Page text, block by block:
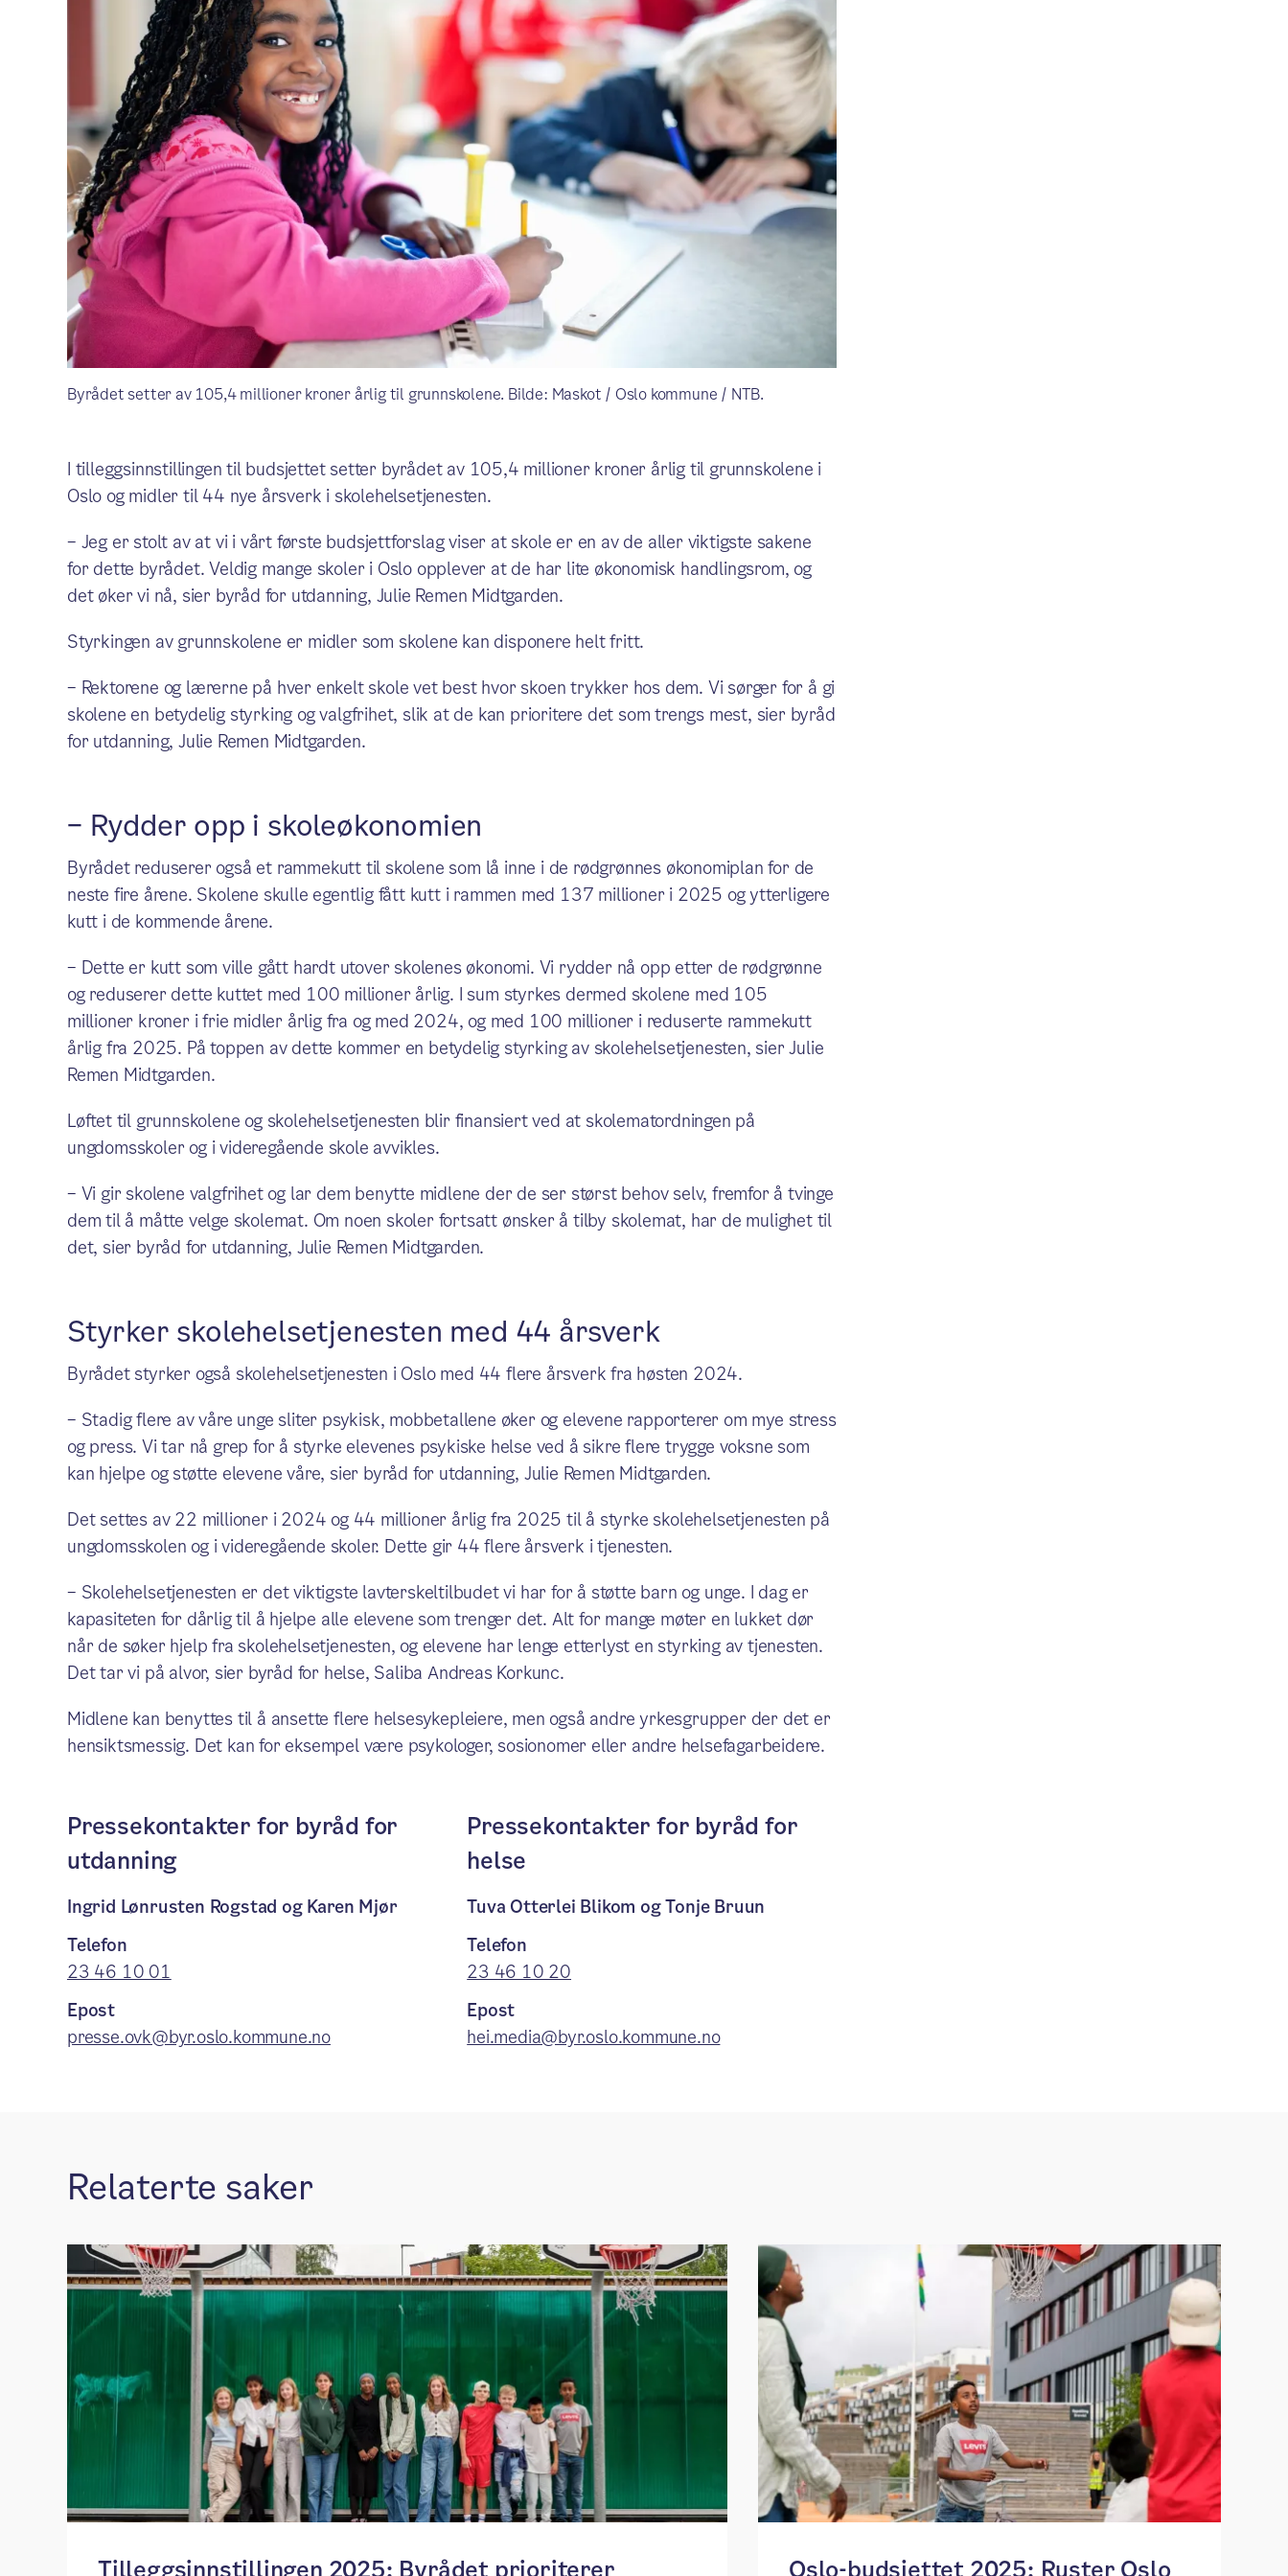
Byrådet setter av 105,4 millioner kroner årlig til grunnskolene. Bilde: Maskot / Oslo kommune / NTB.
I tilleggsinnstillingen til budsjettet setter byrådet av 105,4 millioner kroner årlig til grunnskolene i
Oslo og midler til 44 nye årsverk i skolehelsetjenesten.
– Jeg er stolt av at vi i vårt første budsjettforslag viser at skole er en av de aller viktigste sakene
for dette byrådet. Veldig mange skoler i Oslo opplever at de har lite økonomisk handlingsrom, og
det øker vi nå, sier byråd for utdanning, Julie Remen Midtgarden.
Styrkingen av grunnskolene er midler som skolene kan disponere helt fritt.
– Rektorene og lærerne på hver enkelt skole vet best hvor skoen trykker hos dem. Vi sørger for å gi
skolene en betydelig styrking og valgfrihet, slik at de kan prioritere det som trengs mest, sier byråd
for utdanning, Julie Remen Midtgarden.
– Rydder opp i skoleøkonomien
Byrådet reduserer også et rammekutt til skolene som lå inne i de rødgrønnes økonomiplan for de
neste fire årene. Skolene skulle egentlig fått kutt i rammen med 137 millioner i 2025 og ytterligere
kutt i de kommende årene.
– Dette er kutt som ville gått hardt utover skolenes økonomi. Vi rydder nå opp etter de rødgrønne
og reduserer dette kuttet med 100 millioner årlig. I sum styrkes dermed skolene med 105
millioner kroner i frie midler årlig fra og med 2024, og med 100 millioner i reduserte rammekutt
årlig fra 2025. På toppen av dette kommer en betydelig styrking av skolehelsetjenesten, sier Julie
Remen Midtgarden.
Løftet til grunnskolene og skolehelsetjenesten blir finansiert ved at skolematordningen på
ungdomsskoler og i videregående skole avvikles.
– Vi gir skolene valgfrihet og lar dem benytte midlene der de ser størst behov selv, fremfor å tvinge
dem til å måtte velge skolemat. Om noen skoler fortsatt ønsker å tilby skolemat, har de mulighet til
det, sier byråd for utdanning, Julie Remen Midtgarden.
Styrker skolehelsetjenesten med 44 årsverk
Byrådet styrker også skolehelsetjenesten i Oslo med 44 flere årsverk fra høsten 2024.
– Stadig flere av våre unge sliter psykisk, mobbetallene øker og elevene rapporterer om mye stress
og press. Vi tar nå grep for å styrke elevenes psykiske helse ved å sikre flere trygge voksne som
kan hjelpe og støtte elevene våre, sier byråd for utdanning, Julie Remen Midtgarden.
Det settes av 22 millioner i 2024 og 44 millioner årlig fra 2025 til å styrke skolehelsetjenesten på
ungdomsskolen og i videregående skoler. Dette gir 44 flere årsverk i tjenesten.
– Skolehelsetjenesten er det viktigste lavterskeltilbudet vi har for å støtte barn og unge. I dag er
kapasiteten for dårlig til å hjelpe alle elevene som trenger det. Alt for mange møter en lukket dør
når de søker hjelp fra skolehelsetjenesten, og elevene har lenge etterlyst en styrking av tjenesten.
Det tar vi på alvor, sier byråd for helse, Saliba Andreas Korkunc.
Midlene kan benyttes til å ansette flere helsesykepleiere, men også andre yrkesgrupper der det er
hensiktsmessig. Det kan for eksempel være psykologer, sosionomer eller andre helsefagarbeidere.
Pressekontakter for byråd for
utdanning
Ingrid Lønrusten Rogstad og Karen Mjør
Telefon
23 46 10 01
Epost
presse.ovk@byr.oslo.kommune.no
Pressekontakter for byråd for
helse
Tuva Otterlei Blikom og Tonje Bruun
Telefon
23 46 10 20
Epost
hei.media@byr.oslo.kommune.no
Relaterte saker
Tilleggsinnstillingen 2025:​ ​​Byrådet prioriterer Oslo-budsjettet 2025: ​​Ruster Oslo